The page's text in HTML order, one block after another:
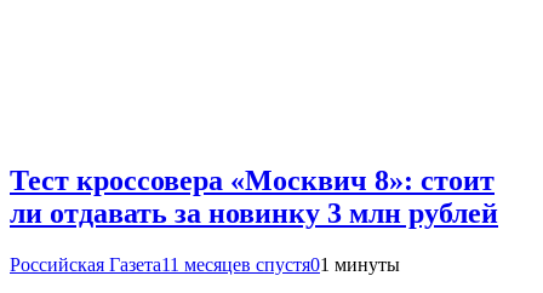
Тест кроссовера «Москвич 8»: стоит
ли отдавать за новинку 3 млн рублей
Российская Газета11 месяцев спустя01 минуты